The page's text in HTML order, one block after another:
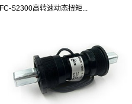
FC-S2300高转速动态扭矩...